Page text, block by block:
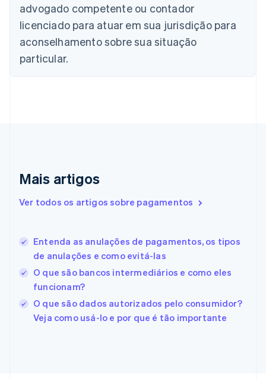
advogado competente ou contador
licenciado para atuar em sua jurisdição para
aconselhamento sobre sua situação
particular.
Mais artigos
Ver todos os artigos sobre pagamentos
Entenda as anulações de pagamentos, os tipos
de anulações e como evitá-las
O que são bancos intermediários e como eles
funcionam?
O que são dados autorizados pelo consumidor?
Veja como usá-lo e por que é tão importante
Canadá
English Français
China continental
简体中文 English
Chipre
Croácia
Eslovênia
Espanha
EnglishEspañol简体中文
Estônia
Finlândia
EnglishSvenska
França
Français
Gibraltar